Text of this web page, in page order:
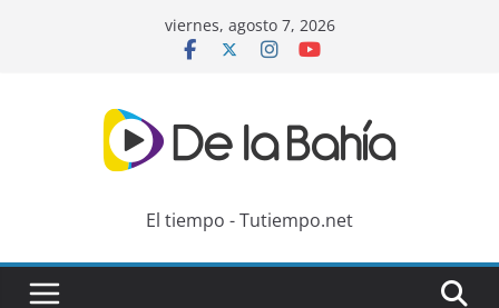
viernes, agosto 7, 2026
El tiempo - Tutiempo.net